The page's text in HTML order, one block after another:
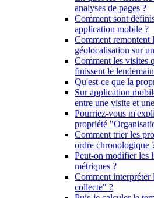
analyses de pages ?
Comment sont
application mobile ?
Comment remontent
géolocalisation sur
Comment les visites
finissent le
Qu'est-ce que la
Sur application
entre une visite et
Pourriez-vous
propriété
Comment trier les
ordre chronologique
Peut-on modifier les
métriques ?
Comment
collecte" ?